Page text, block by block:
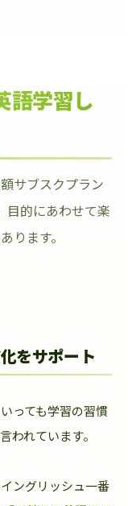
語学習し
サブスクプラン
目的にあわせて楽
ります。
をサポート
っても学習の習慣
われています。
ングリッシュ一番